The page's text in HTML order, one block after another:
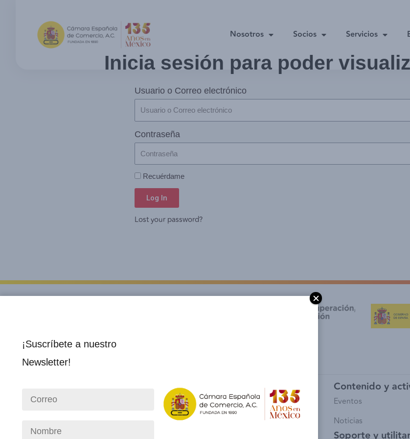
Nosotros Socios Servicios
Inicia sesión para poder
Usuario o Correo electrónico
Contraseña
Recuérdame
Log In
Lost your password?
Nosotros
Socios y afiliación
Directorio de Socios
Membresía
Contenido y
Eventos
Noticias
Soporte y
¡Suscríbete a nuestro
Newsletter!